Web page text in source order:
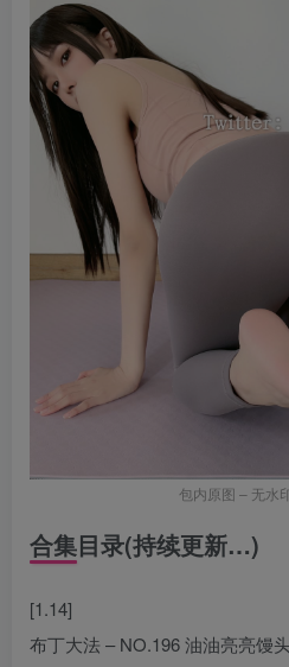
包内原图 – 无水
合集目录(持续更新…)
[1.14]
布丁大法 – NO.196 油油亮亮馒